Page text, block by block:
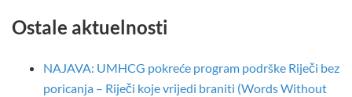
Ostale aktuelnosti
NAJAVA: UMHCG pokreće program podrške Riječi bez
poricanja – Riječi koje vrijedi braniti (Words Without